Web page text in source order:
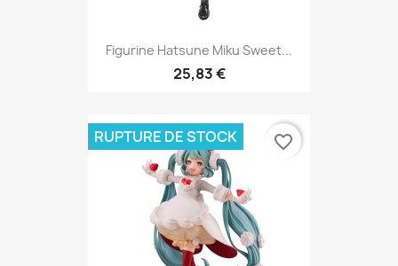
Figurine Hatsune Miku Sweet...
25,83 €
RUPTURE DE STOCK favorite_border